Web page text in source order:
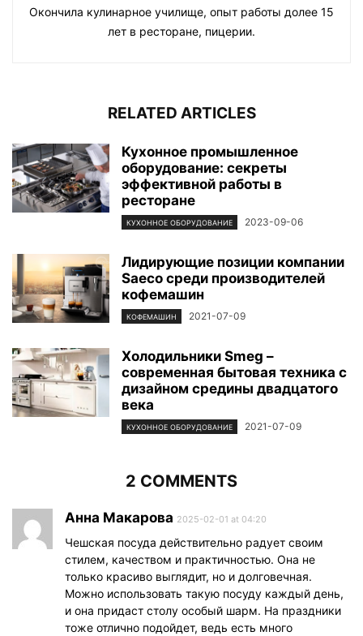
Окончила кулинарное училище, опыт работы долее 15
лет в ресторане, пицерии.
RELATED ARTICLES
Кухонное промышленное
оборудование: секреты
эффективной работы в
ресторане
КУХОННОЕ ОБОРУДОВАНИЕ 2023-09-06
Лидирующие позиции компании
Saeco среди производителей
кофемашин
КОФЕМАШИН 2021-07-09
Холодильники Smeg –
современная бытовая техника с
дизайном средины двадцатого
века
КУХОННОЕ ОБОРУДОВАНИЕ 2021-07-09
2 COMMENTS
Анна Макарова 2025-02-01 at 04:20
Чешская посуда действительно радует своим
стилем, качеством и практичностью. Она не
только красиво выглядит, но и долговечная.
Можно использовать такую посуду каждый день,
и она придаст столу особый шарм. На праздники
тоже отлично подойдет, ведь есть много